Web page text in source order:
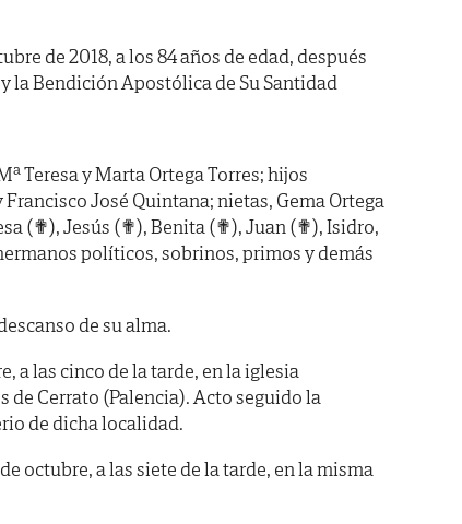
de 2018, a los 84 años de edad, después
la Bendición Apostólica de Su Santidad
Teresa y Marta Ortega Torres; hijos
José Quintana; nietas, Gema Ortega
(✟), Jesús (✟), Benita (✟), Juan (✟), Isidro,
políticos, sobrinos, primos y demás
de su alma.
a las cinco de la tarde, en la iglesia
de Cerrato (Palencia). Acto seguido la
de dicha localidad.
octubre, a las siete de la tarde, en la misma